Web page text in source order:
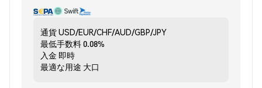
通貨USD/EUR/CHF/AUD/GBP/JPY
最低手数料0.08%
入金 即時
最適な用途 大口